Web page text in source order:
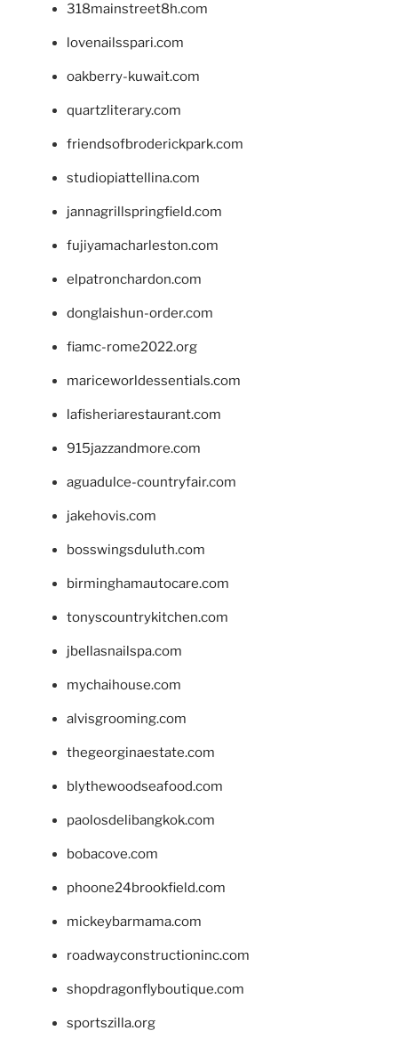
318mainstreet8h.com
lovenailsspari.com
oakberry-kuwait.com
quartzliterary.com
friendsofbroderickpark.com
studiopiattellina.com
jannagrillspringfield.com
fujiyamacharleston.com
elpatronchardon.com
donglaishun-order.com
fiamc-rome2022.org
mariceworldessentials.com
lafisheriarestaurant.com
915jazzandmore.com
aguadulce-countryfair.com
jakehovis.com
bosswingsduluth.com
birminghamautocare.com
tonyscountrykitchen.com
jbellasnailspa.com
mychaihouse.com
alvisgrooming.com
thegeorginaestate.com
blythewoodseafood.com
paolosdelibangkok.com
bobacove.com
phoone24brookfield.com
mickeybarmama.com
roadwayconstructioninc.com
shopdragonflyboutique.com
sportszilla.org